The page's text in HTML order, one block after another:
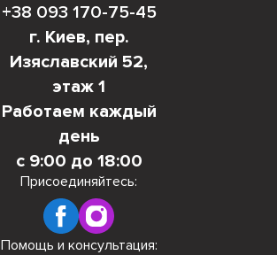
+38 093 170-75-45
г. Киев, пер.
Изяславский 52,
этаж 1
Работаем каждый
день
с 9:00 до 18:00
Присоединяйтесь:
Помощь и консультация: